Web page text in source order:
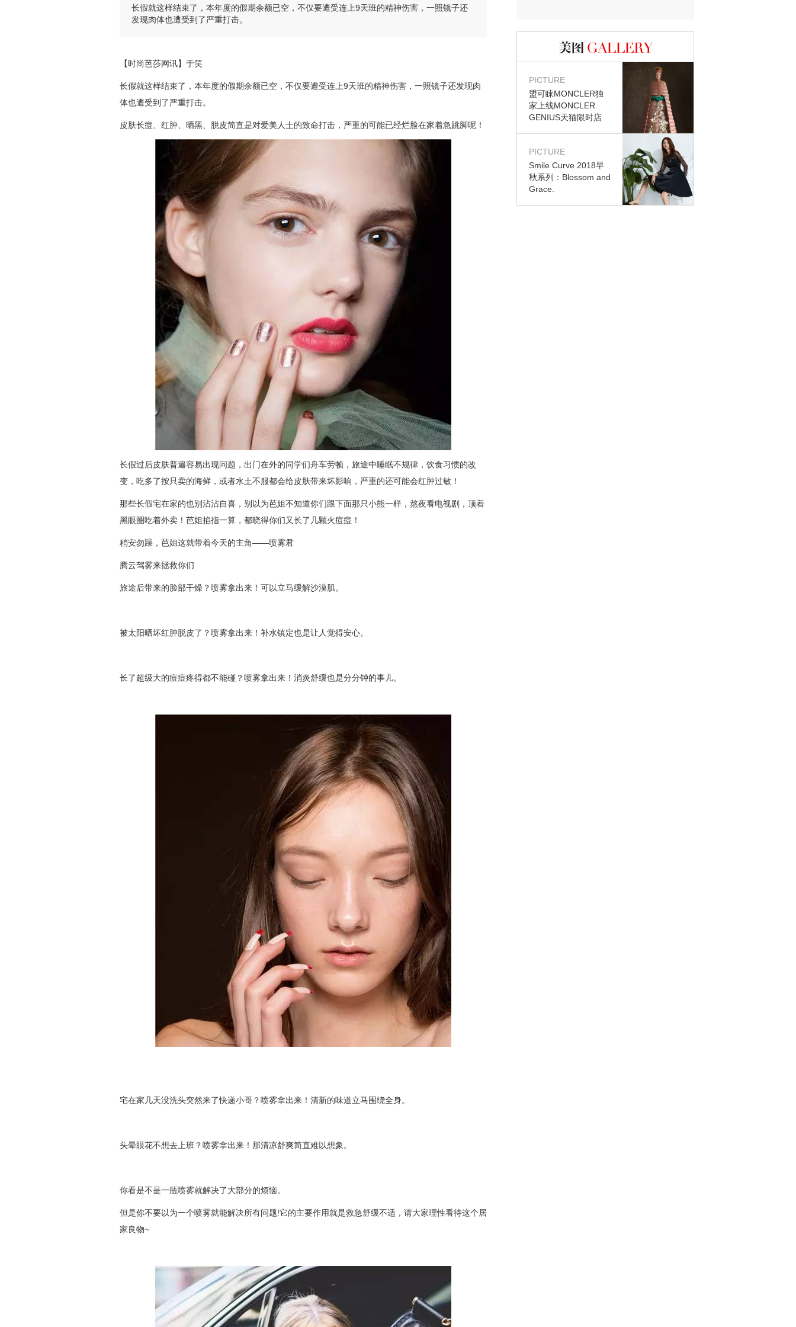
长假就这样结束了，本年度的假期余额已空，不仅要遭受连上9天班的精神伤害，一照镜子还
发现肉体也遭受到了严重打击。
【时尚芭莎网讯】于笑
长假就这样结束了，本年度的假期余额已空，不仅要遭受连上9天班的精神伤害，一照镜子还发现肉
体也遭受到了严重打击。
皮肤长痘、红肿、晒黑、脱皮简直是对爱美人士的致命打击，严重的可能已经烂脸在家着急跳脚呢！
长假过后皮肤普遍容易出现问题，出门在外的同学们舟车劳顿，旅途中睡眠不规律，饮食习惯的改
变，吃多了按只卖的海鲜，或者水土不服都会给皮肤带来坏影响，严重的还可能会红肿过敏！
那些长假宅在家的也别沾沾自喜，别以为芭姐不知道你们跟下面那只小熊一样，熬夜看电视剧，顶着
黑眼圈吃着外卖！芭姐掐指一算，都晓得你们又长了几颗火痘痘！
稍安勿躁，芭姐这就带着今天的主角——喷雾君
腾云驾雾来拯救你们
旅途后带来的脸部干燥？喷雾拿出来！可以立马缓解沙漠肌。
被太阳晒坏红肿脱皮了？喷雾拿出来！补水镇定也是让人觉得安心。
长了超级大的痘痘疼得都不能碰？喷雾拿出来！消炎舒缓也是分分钟的事儿。
宅在家几天没洗头突然来了快递小哥？喷雾拿出来！清新的味道立马围绕全身。
头晕眼花不想去上班？喷雾拿出来！那清凉舒爽简直难以想象。
你看是不是一瓶喷雾就解决了大部分的烦恼。
但是你不要以为一个喷雾就能解决所有问题!它的主要作用就是救急舒缓不适，请大家理性看待这个居
家良物~
图库
PICTURE
盟可睐MONCLER独
家上线MONCLER
GENIUS天猫限时店
PICTURE
Smile Curve 2018早
秋系列：Blossom and
Grace.